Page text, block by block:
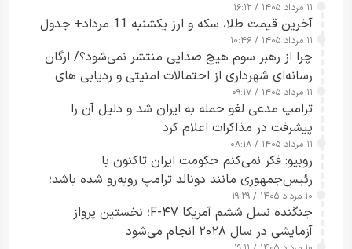
۱۱ مرداد ۱۴۰۵ / ۱۶:۱۲
آخرین قیمت طلا، سکه و ارز یکشنبه 11 مرداد+ جدول
۱۱ مرداد ۱۴۰۵ / ۱۰:۴۶
چرا از رهبر سوم هیچ صدایی منتشر نمی‌شود؟/ ارگان
رسانه‌ای شهرداری از احتمالات امنیتی و ردیابی های
جاسوسی گفت
۱۱ مرداد ۱۴۰۵ / ۰۹:۱۷
ترامپ مدعی لغو حمله به ایران شد و دلیل آن را
پیشرفت در مذاکرات اعلام کرد
۱۱ مرداد ۱۴۰۵ / ۰۸:۱۸
روبیو: فکر نمی‌کنم حکومت ایران تاکنون با
رئیس‌جمهوری مانند دونالد ترامپ روبه‌رو شده باشد؛
کسی که واقعاً دست به اقدام می‌زند
۱۰ مرداد ۱۴۰۵ / ۱۹:۲۹
جنگنده نسل ششم آمریکا F-۴۷؛ نخستین پرواز
آزمایشی در سال ۲۰۲۸ انجام می‌شود